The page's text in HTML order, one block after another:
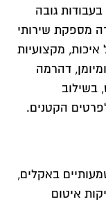
גובה
מאז 2011, החברה מספקת שירותי
איכות, מקצועיות
דהרמה
בשילוב
הקטנים.
באקלים,
איטום